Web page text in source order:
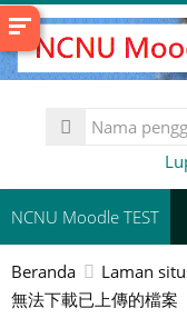
Lewati
ke
konten
Nama
pengguna
NCNU Moodle TEST
常用連結
Beranda Laman
無法下載已上傳的檔案